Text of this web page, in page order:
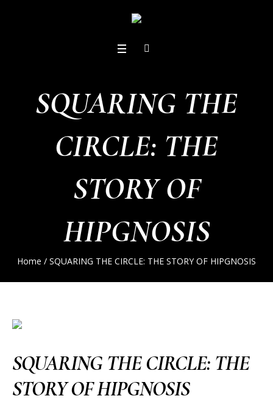
SQUARING THE
CIRCLE: THE
STORY OF
HIPGNOSIS
Home / SQUARING THE CIRCLE: THE STORY OF HIPGNOSIS
SQUARING THE CIRCLE: THE
STORY OF HIPGNOSIS